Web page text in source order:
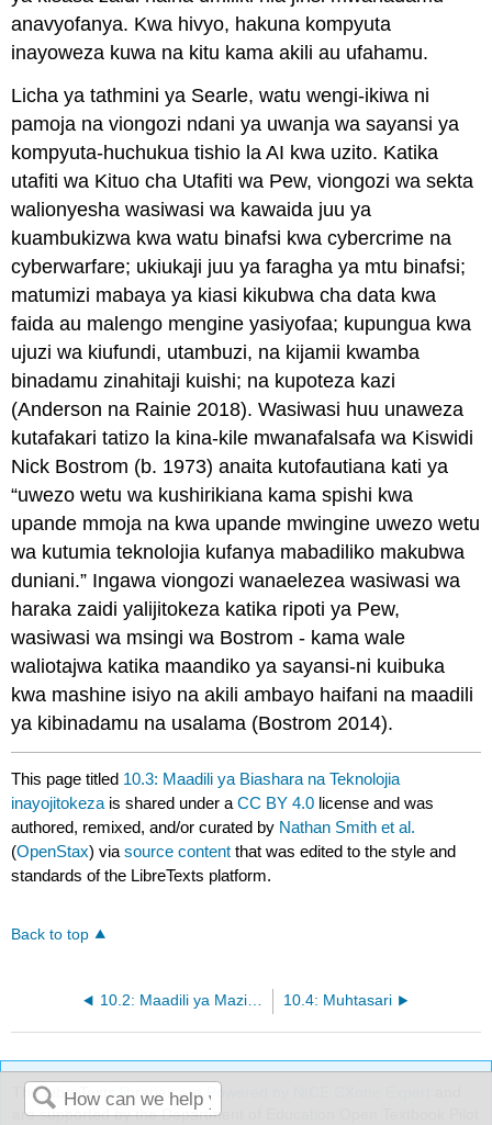
anavyofanya. Kwa hivyo, hakuna kompyuta
inayoweza kuwa na kitu kama akili au ufahamu.
Licha ya tathmini ya Searle, watu wengi-ikiwa ni
pamoja na viongozi ndani ya uwanja wa sayansi ya
kompyuta-huchukua tishio la AI kwa uzito. Katika
utafiti wa Kituo cha Utafiti wa Pew, viongozi wa sekta
walionyesha wasiwasi wa kawaida juu ya
kuambukizwa kwa watu binafsi kwa cybercrime na
cyberwarfare; ukiukaji juu ya faragha ya mtu binafsi;
matumizi mabaya ya kiasi kikubwa cha data kwa
faida au malengo mengine yasiyofaa; kupungua kwa
ujuzi wa kiufundi, utambuzi, na kijamii kwamba
binadamu zinahitaji kuishi; na kupoteza kazi
(Anderson na Rainie 2018). Wasiwasi huu unaweza
kutafakari tatizo la kina-kile mwanafalsafa wa Kiswidi
Nick Bostrom (b. 1973) anaita kutofautiana kati ya
“uwezo wetu wa kushirikiana kama spishi kwa
upande mmoja na kwa upande mwingine uwezo wetu
wa kutumia teknolojia kufanya mabadiliko makubwa
duniani.” Ingawa viongozi wanaelezea wasiwasi wa
haraka zaidi yalijitokeza katika ripoti ya Pew,
wasiwasi wa msingi wa Bostrom - kama wale
waliotajwa katika maandiko ya sayansi-ni kuibuka
kwa mashine isiyo na akili ambayo haifani na maadili
ya kibinadamu na usalama (Bostrom 2014).
This page titled 10.3: Maadili ya Biashara na Teknolojia
inayojitokeza is shared under aCC BY 4.0 license and was
authored, remixed, and/or curated by Nathan Smith et al.
(OpenStax) viasource content that was edited to the style and
standards of the LibreTexts platform.
Back to top
10.2: Maadili ya Mazingira 10.4: Muhtasari
The LibreTexts libraries are Powered by NICE CXone Expert
are supported by the Department of Education Open Textbook Pilot